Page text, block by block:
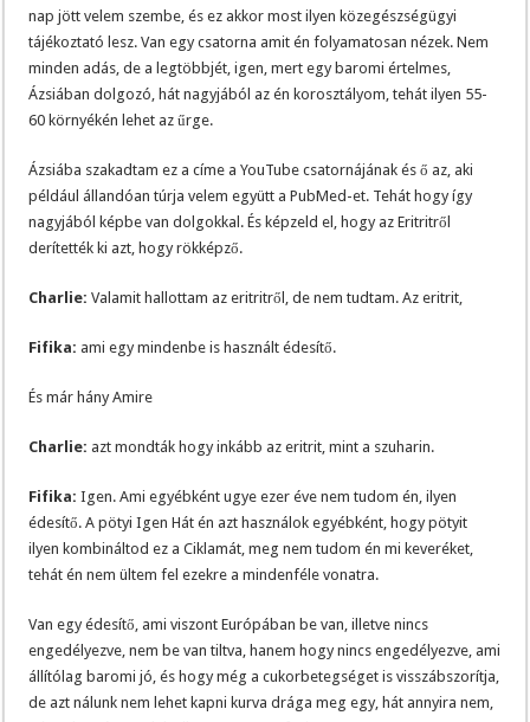
nap jött velem szembe, és ez akkor most ilyen közegészségügyi
tájékoztató lesz. Van egy csatorna amit én folyamatosan nézek. Nem
minden adás, de a legtöbbjét, igen, mert egy baromi értelmes,
Ázsiában dolgozó, hát nagyjából az én korosztályom, tehát ilyen 55-
60 környékén lehet az űrge.
Ázsiába szakadtam ez a címe a YouTube csatornájának és ő az, aki
például állandóan túrja velem együtt a PubMed-et. Tehát hogy így
nagyjából képbe van dolgokkal. És képzeld el, hogy az Eritritről
derítették ki azt, hogy rökképző.
Charlie: Valamit hallottam az eritritről, de nem tudtam. Az eritrit,
Fifika: ami egy mindenbe is használt édesítő.
És már hány Amire
Charlie: azt mondták hogy inkább az eritrit, mint a szuharin.
Fifika: Igen. Ami egyébként ugye ezer éve nem tudom én, ilyen
édesítő. A pötyi Igen Hát én azt használok egyébként, hogy pötyit
ilyen kombináltod ez a Ciklamát, meg nem tudom én mi keveréket,
tehát én nem ültem fel ezekre a mindenféle vonatra.
Van egy édesítő, ami viszont Európában be van, illetve nincs
engedélyezve, nem be van tiltva, hanem hogy nincs engedélyezve, ami
állítólag baromi jó, és hogy még a cukorbetegséget is visszábszorítja,
de azt nálunk nem lehet kapni kurva drága meg egy, hát annyira nem,